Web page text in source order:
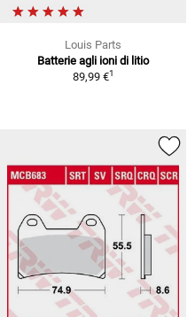
Louis Parts
Batterie agli ioni di litio
89,99 €1